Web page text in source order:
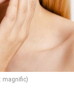
magnific)